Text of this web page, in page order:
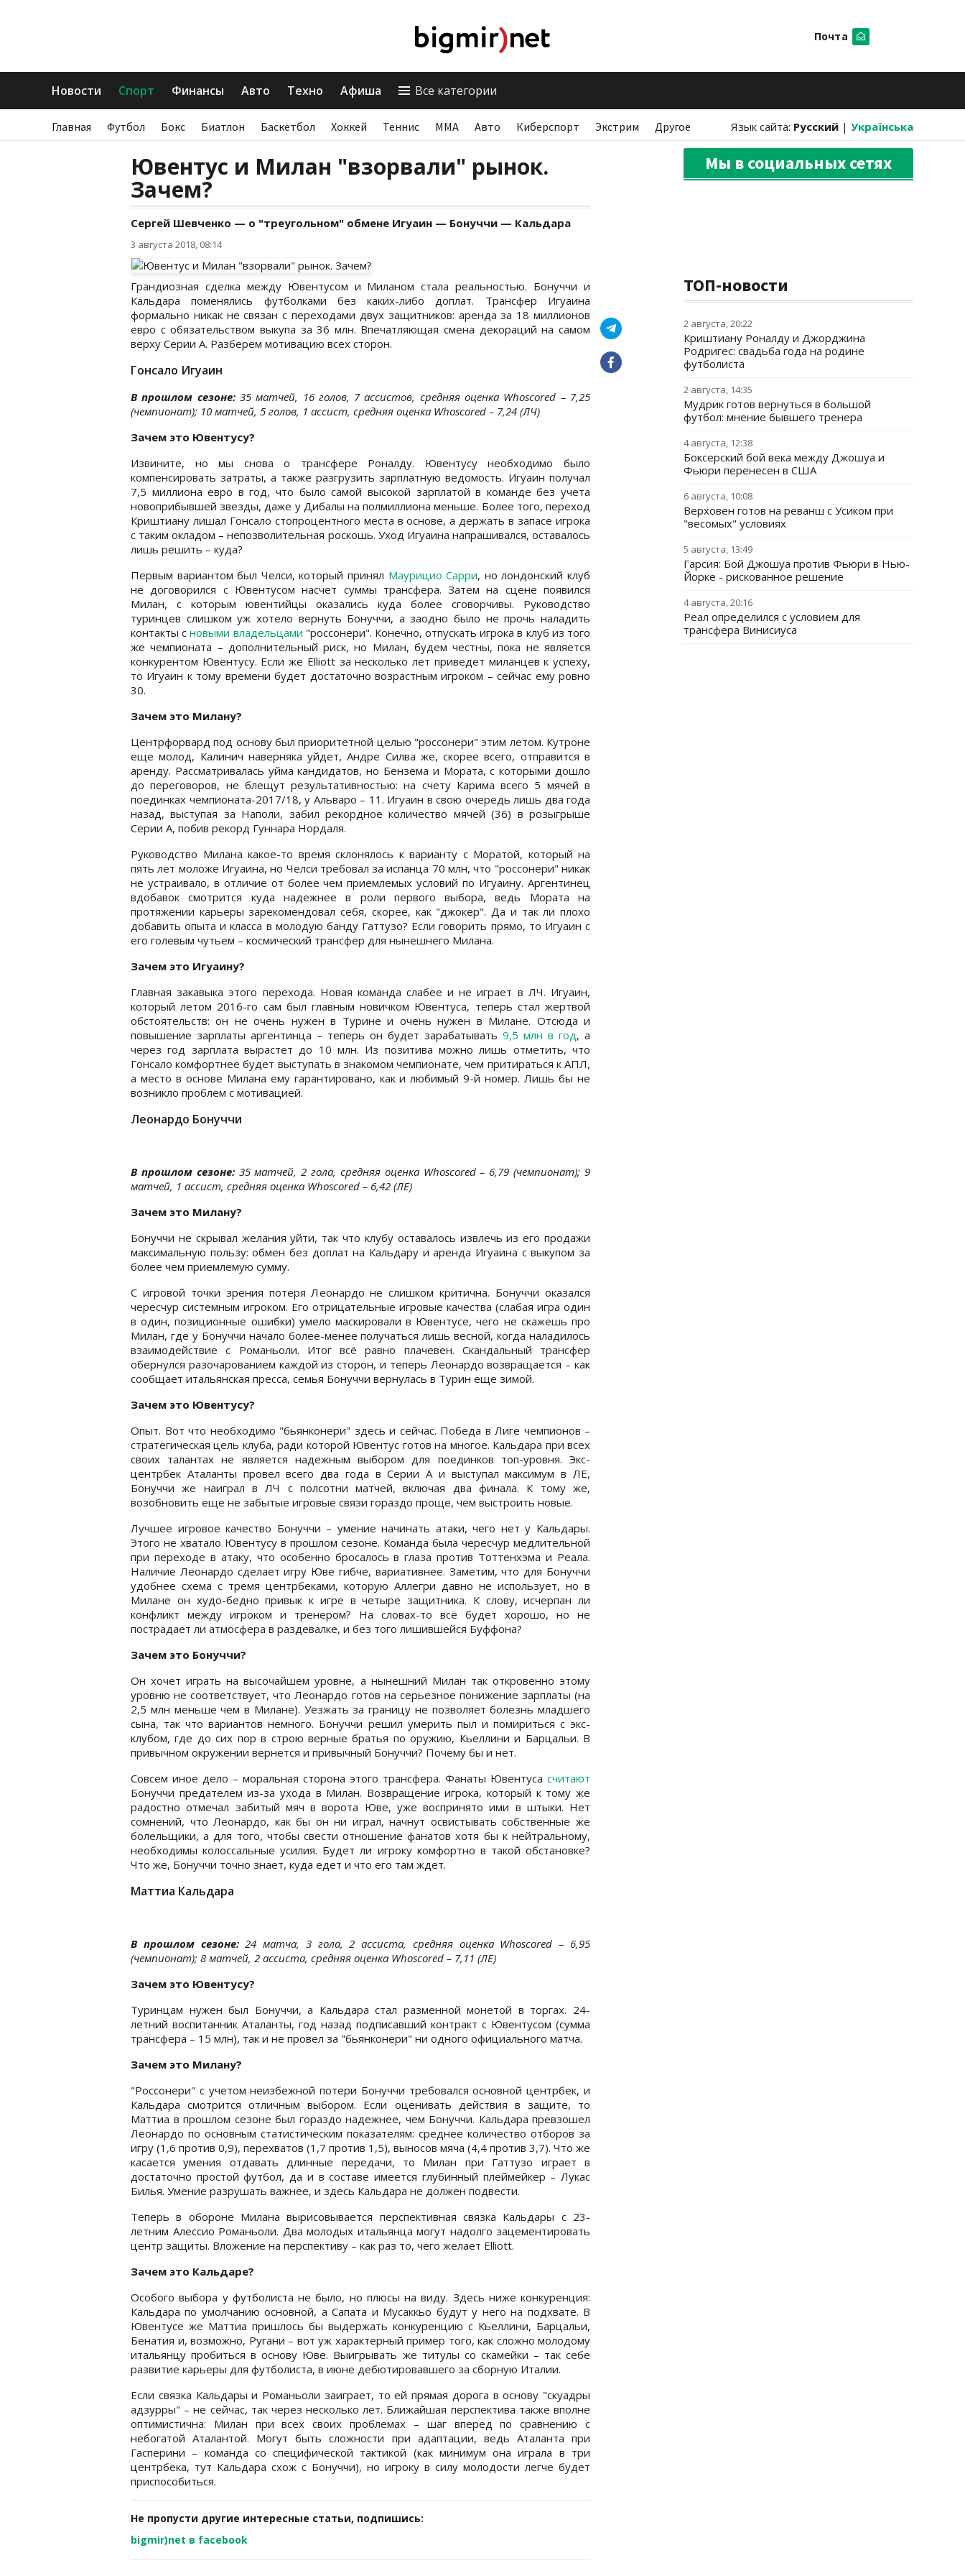
Почта
Новости Спорт Финансы Авто Техно Афиша Все категории
Главная Футбол Бокс Биатлон Баскетбол Хоккей Теннис ММА Авто Киберспорт Экстрим Другое Язык сайта: Русский | Українська
Ювентус и Милан "взорвали" рынок.
Зачем?
Сергей Шевченко — о "треугольном" обмене Игуаин — Бонуччи — Кальдара
3 августа 2018, 08:14
Грандиозная сделка между Ювентусом и Миланом стала реальностью. Бонуччи и
Кальдара поменялись футболками без каких-либо доплат. Трансфер Игуаина
формально никак не связан с переходами двух защитников: аренда за 18 миллионов
евро с обязательством выкупа за 36 млн. Впечатляющая смена декораций на самом
верху Серии А. Разберем мотивацию всех сторон.
Гонсало Игуаин
В прошлом сезоне:35 матчей, 16 голов, 7 ассистов, средняя оценка Whoscored – 7,25
(чемпионат); 10 матчей, 5 голов, 1 ассист, средняя оценка Whoscored – 7,24 (ЛЧ)
Зачем это Ювентусу?
Извините, но мы снова о трансфере Роналду. Ювентусу необходимо было
компенсировать затраты, а также разгрузить зарплатную ведомость. Игуаин получал
7,5 миллиона евро в год, что было самой высокой зарплатой в команде без учета
новоприбывшей звезды, даже у Дибалы на полмиллиона меньше. Более того, переход
Криштиану лишал Гонсало стопроцентного места в основе, а держать в запасе игрока
с таким окладом – непозволительная роскошь. Уход Игуаина напрашивался, оставалось
лишь решить – куда?
Первым вариантом был Челси, который принял Маурицио Сарри, но лондонский клуб
не договорился с Ювентусом насчет суммы трансфера. Затем на сцене появился
Милан, с которым ювентийцы оказались куда более сговорчивы. Руководство
туринцев слишком уж хотело вернуть Бонуччи, а заодно было не прочь наладить
контакты сновыми владельцами "россонери". Конечно, отпускать игрока в клуб из того
же чемпионата – дополнительный риск, но Милан, будем честны, пока не является
конкурентом Ювентусу. Если же Elliott за несколько лет приведет миланцев к успеху,
то Игуаин к тому времени будет достаточно возрастным игроком – сейчас ему ровно
30.
Зачем это Милану?
Центрфорвард под основу был приоритетной целью "россонери" этим летом. Кутроне
еще молод, Калинич наверняка уйдет, Андре Силва же, скорее всего, отправится в
аренду. Рассматривалась уйма кандидатов, но Бензема и Мората, с которыми дошло
до переговоров, не блещут результативностью: на счету Карима всего 5 мячей в
поединках чемпионата-2017/18, у Альваро – 11. Игуаин в свою очередь лишь два года
назад, выступая за Наполи, забил рекордное количество мячей (36) в розыгрыше
Серии А, побив рекорд Гуннара Нордаля.
Руководство Милана какое-то время склонялось к варианту с Моратой, который на
пять лет моложе Игуаина, но Челси требовал за испанца 70 млн, что "россонери" никак
не устраивало, в отличие от более чем приемлемых условий по Игуаину. Аргентинец
вдобавок смотрится куда надежнее в роли первого выбора, ведь Мората на
протяжении карьеры зарекомендовал себя, скорее, как "джокер". Да и так ли плохо
добавить опыта и класса в молодую банду Гаттузо? Если говорить прямо, то Игуаин с
его голевым чутьем – космический трансфер для нынешнего Милана.
Зачем это Игуаину?
Главная закавыка этого перехода. Новая команда слабее и не играет в ЛЧ. Игуаин,
который летом 2016-го сам был главным новичком Ювентуса, теперь стал жертвой
обстоятельств: он не очень нужен в Турине и очень нужен в Милане. Отсюда и
повышение зарплаты аргентинца – теперь он будет зарабатывать 9,5 млн в год, а
через год зарплата вырастет до 10 млн. Из позитива можно лишь отметить, что
Гонсало комфортнее будет выступать в знакомом чемпионате, чем притираться к АПЛ,
а место в основе Милана ему гарантировано, как и любимый 9-й номер. Лишь бы не
возникло проблем с мотивацией.
Леонардо Бонуччи
В прошлом сезоне:35 матчей, 2 гола, средняя оценка Whoscored – 6,79 (чемпионат); 9
матчей, 1 ассист, средняя оценка Whoscored – 6,42 (ЛЕ)
Зачем это Милану?
Бонуччи не скрывал желания уйти, так что клубу оставалось извлечь из его продажи
максимальную пользу: обмен без доплат на Кальдару и аренда Игуаина с выкупом за
более чем приемлемую сумму.
С игровой точки зрения потеря Леонардо не слишком критична. Бонуччи оказался
чересчур системным игроком. Его отрицательные игровые качества (слабая игра один
в один, позиционные ошибки) умело маскировали в Ювентусе, чего не скажешь про
Милан, где у Бонуччи начало более-менее получаться лишь весной, когда наладилось
взаимодействие с Романьоли. Итог всё равно плачевен. Скандальный трансфер
обернулся разочарованием каждой из сторон, и теперь Леонардо возвращается – как
сообщает итальянская пресса, семья Бонуччи вернулась в Турин еще зимой.
Зачем это Ювентусу?
Опыт. Вот что необходимо "бьянконери" здесь и сейчас. Победа в Лиге чемпионов –
стратегическая цель клуба, ради которой Ювентус готов на многое. Кальдара при всех
своих талантах не является надежным выбором для поединков топ-уровня. Экс-
центрбек Аталанты провел всего два года в Серии А и выступал максимум в ЛЕ,
Бонуччи же наиграл в ЛЧ с полсотни матчей, включая два финала. К тому же,
возобновить еще не забытые игровые связи гораздо проще, чем выстроить новые.
Лучшее игровое качество Бонуччи – умение начинать атаки, чего нет у Кальдары.
Этого не хватало Ювентусу в прошлом сезоне. Команда была чересчур медлительной
при переходе в атаку, что особенно бросалось в глаза против Тоттенхэма и Реала.
Наличие Леонардо сделает игру Юве гибче, вариативнее. Заметим, что для Бонуччи
удобнее схема с тремя центрбеками, которую Аллегри давно не использует, но в
Милане он худо-бедно привык к игре в четыре защитника. К слову, исчерпан ли
конфликт между игроком и тренером? На словах-то всё будет хорошо, но не
пострадает ли атмосфера в раздевалке, и без того лишившейся Буффона?
Зачем это Бонуччи?
Он хочет играть на высочайшем уровне, а нынешний Милан так откровенно этому
уровню не соответствует, что Леонардо готов на серьезное понижение зарплаты (на
2,5 млн меньше чем в Милане). Уезжать за границу не позволяет болезнь младшего
сына, так что вариантов немного. Бонуччи решил умерить пыл и помириться с экс-
клубом, где до сих пор в строю верные братья по оружию, Кьеллини и Барцальи. В
привычном окружении вернется и привычный Бонуччи? Почему бы и нет.
Совсем иное дело – моральная сторона этого трансфера. Фанаты Ювентуса считают
Бонуччи предателем из-за ухода в Милан. Возвращение игрока, который к тому же
радостно отмечал забитый мяч в ворота Юве, уже воспринято ими в штыки. Нет
сомнений, что Леонардо, как бы он ни играл, начнут освистывать собственные же
болельщики, а для того, чтобы свести отношение фанатов хотя бы к нейтральному,
необходимы колоссальные усилия. Будет ли игроку комфортно в такой обстановке?
Что же, Бонуччи точно знает, куда едет и что его там ждет.
Маттиа Кальдара
В прошлом сезоне:24 матча, 3 гола, 2 ассиста, средняя оценка Whoscored – 6,95
(чемпионат); 8 матчей, 2 ассиста, средняя оценка Whoscored – 7,11 (ЛЕ)
Зачем это Ювентусу?
Туринцам нужен был Бонуччи, а Кальдара стал разменной монетой в торгах. 24-
летний воспитанник Аталанты, год назад подписавший контракт с Ювентусом (сумма
трансфера – 15 млн), так и не провел за "бьянконери" ни одного официального матча.
Зачем это Милану?
"Россонери" с учетом неизбежной потери Бонуччи требовался основной центрбек, и
Кальдара смотрится отличным выбором. Если оценивать действия в защите, то
Маттиа в прошлом сезоне был гораздо надежнее, чем Бонуччи. Кальдара превзошел
Леонардо по основным статистическим показателям: среднее количество отборов за
игру (1,6 против 0,9), перехватов (1,7 против 1,5), выносов мяча (4,4 против 3,7). Что же
касается умения отдавать длинные передачи, то Милан при Гаттузо играет в
достаточно простой футбол, да и в составе имеется глубинный плеймейкер – Лукас
Билья. Умение разрушать важнее, и здесь Кальдара не должен подвести.
Теперь в обороне Милана вырисовывается перспективная связка Кальдары с 23-
летним Алессио Романьоли. Два молодых итальянца могут надолго зацементировать
центр защиты. Вложение на перспективу – как раз то, чего желает Elliott.
Зачем это Кальдаре?
Особого выбора у футболиста не было, но плюсы на виду. Здесь ниже конкуренция:
Кальдара по умолчанию основной, а Сапата и Мусаккьо будут у него на подхвате. В
Ювентусе же Маттиа пришлось бы выдержать конкуренцию с Кьеллини, Барцальи,
Бенатия и, возможно, Ругани – вот уж характерный пример того, как сложно молодому
итальянцу пробиться в основу Юве. Выигрывать же титулы со скамейки – так себе
развитие карьеры для футболиста, в июне дебютировавшего за сборную Италии.
Если связка Кальдары и Романьоли заиграет, то ей прямая дорога в основу "скуадры
адзурры" – не сейчас, так через несколько лет. Ближайшая перспектива также вполне
оптимистична: Милан при всех своих проблемах – шаг вперед по сравнению с
небогатой Аталантой. Могут быть сложности при адаптации, ведь Аталанта при
Гасперини – команда со специфической тактикой (как минимум она играла в три
центрбека, тут Кальдара схож с Бонуччи), но игроку в силу молодости легче будет
приспособиться.
Не пропусти другие интересные статьи, подпишись:
bigmir)net в facebook
Мы в социальных сетях
ТОП-новости
2 августа, 20:22
Криштиану Роналду и Джорджина
Родригес: свадьба года на родине
футболиста
2 августа, 14:35
Мудрик готов вернуться в большой
футбол: мнение бывшего тренера
4 августа, 12:38
Боксерский бой века между Джошуа и
Фьюри перенесен в США
6 августа, 10:08
Верховен готов на реванш с Усиком при
"весомых" условиях
5 августа, 13:49
Гарсия: Бой Джошуа против Фьюри в Нью-
Йорке - рискованное решение
4 августа, 20:16
Реал определился с условием для
трансфера Винисиуса